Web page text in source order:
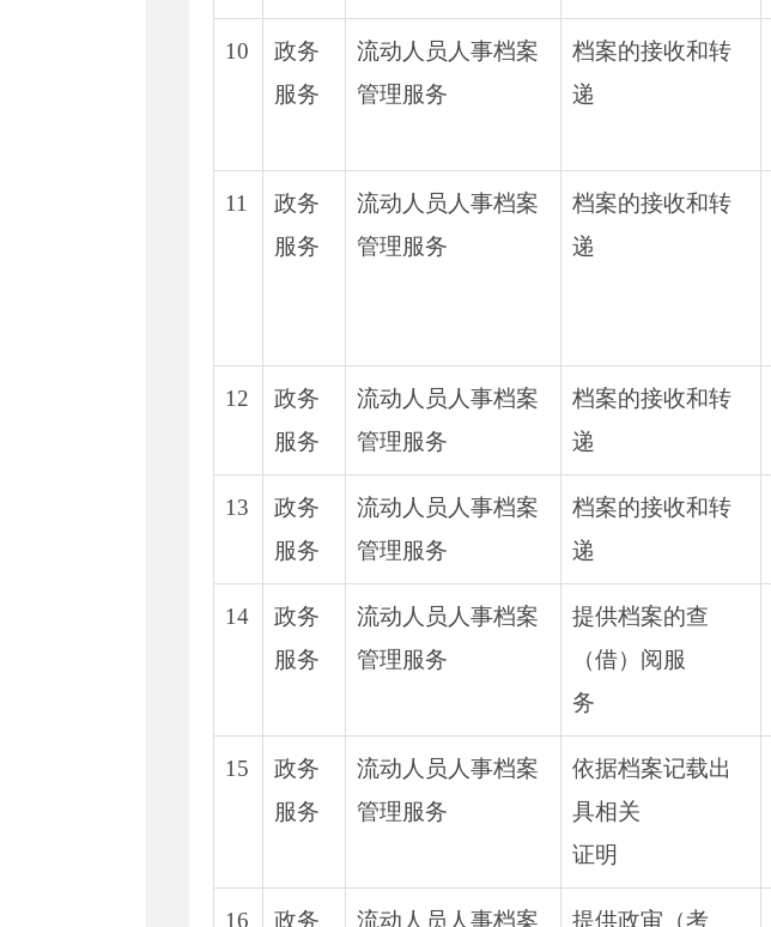
10
政务
服务
流动人员人事档案
管理服务
档案的接收和转
递
11
政务
服务
流动人员人事档案
管理服务
档案的接收和转
递
12
政务
服务
流动人员人事档案
管理服务
档案的接收和转
递
13
政务
服务
流动人员人事档案
管理服务
档案的接收和转
递
14
政务
服务
流动人员人事档案
管理服务
提供档案的查
（借）阅服
务
15
政务
服务
流动人员人事档案
管理服务
依据档案记载出
具相关
证明
16 政务 流动人员人事档案 提供政审（考